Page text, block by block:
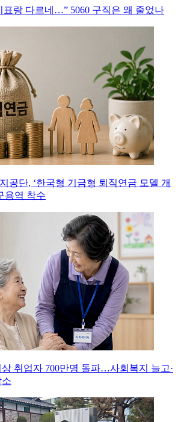
표랑 다르네…” 5060 구직은 왜 줄었나
공단, ‘한국형 기금형 퇴직연금 모델 개
용역 착수
상 취업자 700만명 돌파…사회복지 늘고·